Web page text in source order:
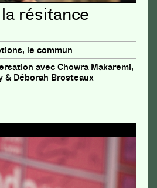
résitance
le commun
avec Chowra Makaremi,
& Déborah Brosteaux